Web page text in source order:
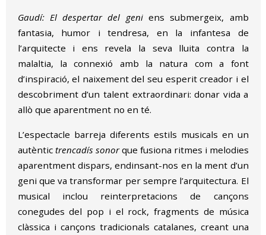
Gaudí: El despertar del geni ens submergeix, amb
fantasia, humor i tendresa, en la infantesa de
l’arquitecte i ens revela la seva lluita contra la
malaltia, la connexió amb la natura com a font
d’inspiració, el naixement del seu esperit creador i el
descobriment d’un talent extraordinari: donar vida a
allò que aparentment no en té.
L’espectacle barreja diferents estils musicals en un
autèntic trencadís sonorque fusiona ritmes i melodies
aparentment dispars, endinsant-nos en la ment d’un
geni que va transformar per sempre l’arquitectura. El
musical inclou reinterpretacions de cançons
conegudes del pop i el rock, fragments de música
clàssica i cançons tradicionals catalanes, creant una